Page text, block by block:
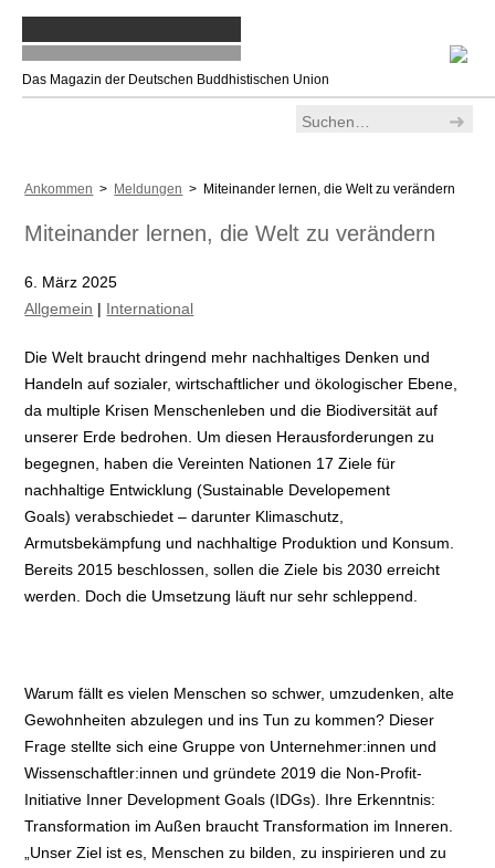
Das Magazin der Deutschen Buddhistischen Union
Ankommen > Meldungen > Miteinander lernen, die Welt zu verändern
Miteinander lernen, die Welt zu verändern
6. März 2025
Allgemein | International
Die Welt braucht dringend mehr nachhaltiges Denken und
Handeln auf sozialer, wirtschaftlicher und ökologischer Ebene,
da multiple Krisen Menschenleben und die Biodiversität auf
unserer Erde bedrohen. Um diesen Herausforderungen zu
begegnen, haben die Vereinten Nationen 17 Ziele für
nachhaltige Entwicklung (Sustainable Developement
Goals) verabschiedet – darunter Klimaschutz,
Armutsbekämpfung und nachhaltige Produktion und Konsum.
Bereits 2015 beschlossen, sollen die Ziele bis 2030 erreicht
werden. Doch die Umsetzung läuft nur sehr schleppend.
Warum fällt es vielen Menschen so schwer, umzudenken, alte
Gewohnheiten abzulegen und ins Tun zu kommen? Dieser
Frage stellte sich eine Gruppe von Unternehmer:innen und
Wissenschaftler:innen und gründete 2019 die Non-Profit-
Initiative Inner Development Goals (IDGs). Ihre Erkenntnis:
Transformation im Außen braucht Transformation im Inneren.
„Unser Ziel ist es, Menschen zu bilden, zu inspirieren und zu